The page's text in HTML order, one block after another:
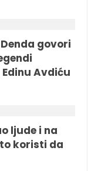
govori
Avdiću
ljude i na
koristi da